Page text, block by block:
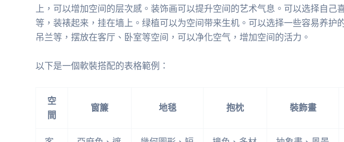
上，可以增加空间的层次感。装饰画可以提升空间的艺术气息。可以选择自己
等，装裱起来，挂在墙上。绿植可以为空间带来生机。可以选择一些容易养护
吊兰等，摆放在客厅、卧室等空间，可以净化空气，增加空间的活力。
以下是一個軟裝搭配的表格範例：
空
間
窗簾 地毯 抱枕 裝飾畫